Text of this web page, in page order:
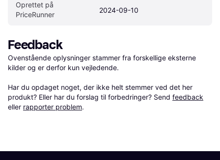
Oprettet på
PriceRunner
2024-09-10
Feedback
Ovenstående oplysninger stammer fra forskellige eksterne
kilder og er derfor kun vejledende.
Har du opdaget noget, der ikke helt stemmer ved det her
produkt? Eller har du forslag til forbedringer? Send feedback
eller rapporter problem.